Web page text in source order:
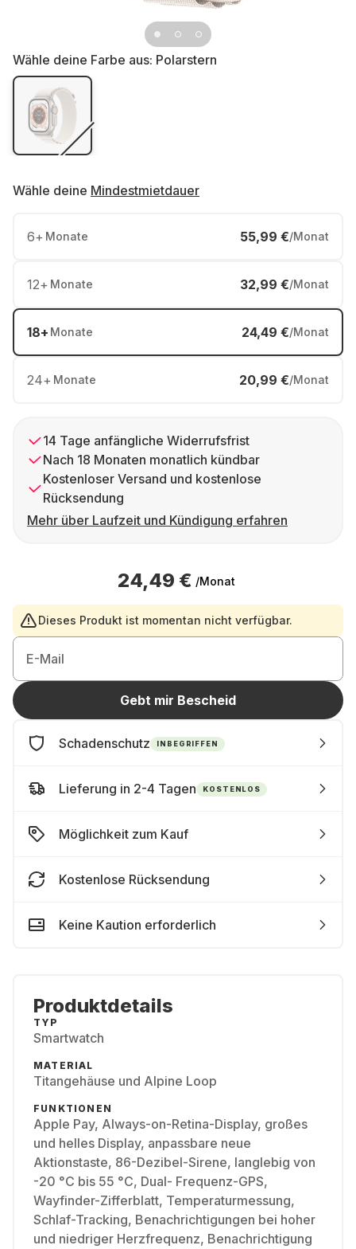
Wähle deine Farbe aus: Polarstern
Wähle deine Mindestmietdauer
6+ Monate 55,99 €/Monat
12+ Monate 32,99 €/Monat
18+ Monate 24,49 €/Monat
24+ Monate 20,99 €/Monat
14 Tage anfängliche Widerrufsfrist
Nach 18 Monaten monatlich kündbar
Kostenloser Versand und kostenlose
Rücksendung
Mehr über Laufzeit und Kündigung erfahren
24,49 € /Monat
Dieses Produkt ist momentan nicht verfügbar.
E-Mail
Gebt mir Bescheid
Schadenschutz INBEGRIFFEN
Lieferung in 2-4 Tagen KOSTENLOS
Möglichkeit zum Kauf
Kostenlose Rücksendung
Keine Kaution erforderlich
Produktdetails
TYP
Smartwatch
MATERIAL
Titangehäuse und Alpine Loop
FUNKTIONEN
Apple Pay, Always-on-Retina-Display, großes
und helles Display, anpassbare neue
Aktionstaste, 86-Dezibel-Sirene, langlebig von
-20 °C bis 55 °C, Dual- Frequenz-GPS,
Wayfinder-Zifferblatt, Temperaturmessung,
Schlaf-Tracking, Benachrichtigungen bei hoher
und niedriger Herzfrequenz, Benachrichtigung